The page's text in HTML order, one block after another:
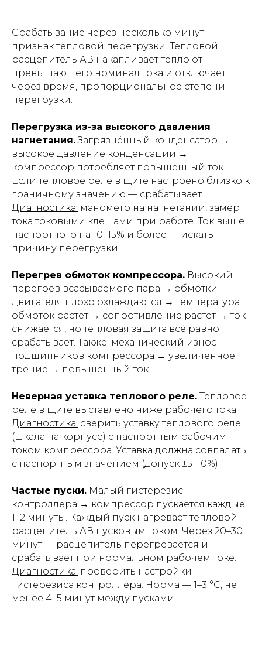
Срабатывание через несколько минут —
признак тепловой перегрузки. Тепловой
расцепитель АВ накапливает тепло от
превышающего номинал тока и отключает
через время, пропорциональное степени
перегрузки.
Перегрузка из-за высокого давления
нагнетания.Загрязнённый конденсатор →
высокое давление конденсации →
компрессор потребляет повышенный ток.
Если тепловое реле в щите настроено близко к
граничному значению — срабатывает.
Диагностика: манометр на нагнетании, замер
тока токовыми клещами при работе. Ток выше
паспортного на 10–15% и более — искать
причину перегрузки.
Перегрев обмоток компрессора. Высокий
перегрев всасываемого пара → обмотки
двигателя плохо охлаждаются → температура
обмоток растёт → сопротивление растёт → ток
снижается, но тепловая защита всё равно
срабатывает. Также: механический износ
подшипников компрессора → увеличенное
трение → повышенный ток.
Неверная уставка теплового реле. Тепловое
реле в щите выставлено ниже рабочего тока.
Диагностика: сверить уставку теплового реле
(шкала на корпусе) с паспортным рабочим
током компрессора. Уставка должна совпадать
с паспортным значением (допуск ±5–10%).
Частые пуски. Малый гистерезис
контроллера → компрессор пускается каждые
1–2 минуты. Каждый пуск нагревает тепловой
расцепитель АВ пусковым током. Через 20–30
минут — расцепитель перегревается и
срабатывает при нормальном рабочем токе.
Диагностика: проверить настройки
гистерезиса контроллера. Норма — 1–3 °C, не
менее 4–5 минут между пусками.